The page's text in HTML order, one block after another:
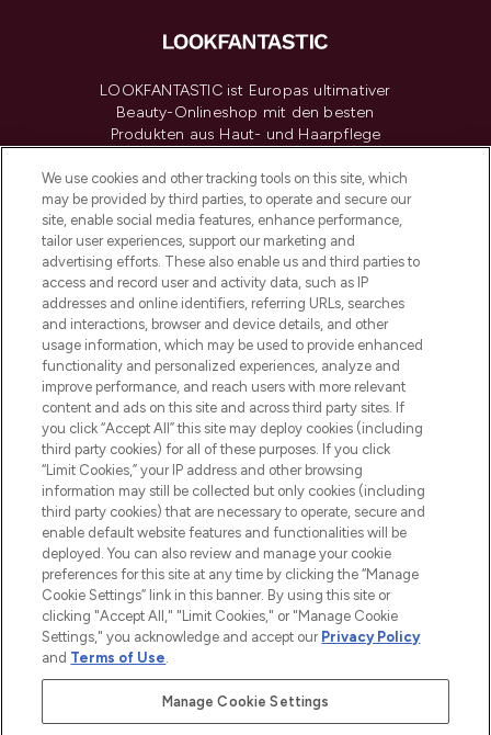
LOOKFANTASTIC ist Europas ultimativer
Beauty-Onlineshop mit den besten
Produkten aus Haut- und Haarpflege
renommierten Marken. Shoppe online
oder über die App mit kostenloser
Lieferung ab einem Einkaufswert von 30€.
Cookie-Einwilligung
Do Not Sell or Share My Personal
Information
HILFE & INFORMATION
IMPRESSUM
ÜBER LOOKFANTASTIC
COVID-19
Pay Securely With
We use cookies and other tracking tools on this site, which
may be provided by third parties, to operate and secure our
site, enable social media features, enhance performance,
tailor user experiences, support our marketing and
advertising efforts. These also enable us and third parties to
access and record user and activity data, such as IP
addresses and online identifiers, referring URLs, searches
and interactions, browser and device details, and other
usage information, which may be used to provide enhanced
functionality and personalized experiences, analyze and
improve performance, and reach users with more relevant
content and ads on this site and across third party sites. If
you click “Accept All” this site may deploy cookies (including
third party cookies) for all of these purposes. If you click
“Limit Cookies,” your IP address and other browsing
information may still be collected but only cookies (including
third party cookies) that are necessary to operate, secure and
enable default website features and functionalities will be
deployed. You can also review and manage your cookie
preferences for this site at any time by clicking the “Manage
Cookie Settings” link in this banner. By using this site or
clicking "Accept All," "Limit Cookies," or "Manage Cookie
Settings," you acknowledge and accept our Privacy Policy
and Terms of Use.
Manage Cookie Settings